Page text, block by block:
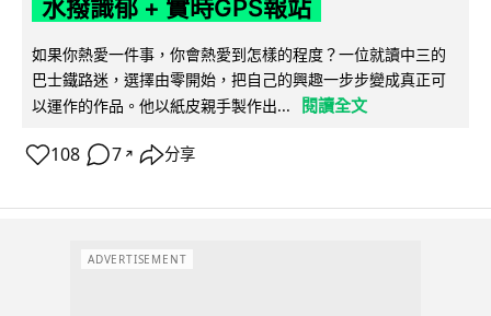
水撥識郁 + 實時GPS報站
如果你熱愛一件事，你會熱愛到怎樣的程度？一位就讀中三的
巴士鐵路迷，選擇由零開始，把自己的興趣一步步變成真正可
以運作的作品。他以紙皮親手製作出...
閱讀全文
108 7 ↗ 分享
ADVERTISEMENT